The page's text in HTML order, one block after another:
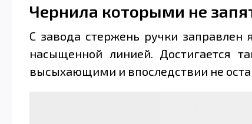
Чернила которыми не
С завода стержень ручки
насыщенной линией. Достигается
высыхающими и впоследствии не